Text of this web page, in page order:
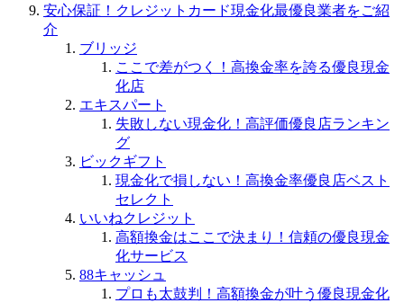
安心保証！クレジットカード現金化最優良業者をご紹
介
ブリッジ
ここで差がつく！高換金率を誇る優良現金
化店
エキスパート
失敗しない現金化！高評価優良店ランキン
グ
ビックギフト
現金化で損しない！高換金率優良店ベスト
セレクト
いいねクレジット
高額換金はここで決まり！信頼の優良現金
化サービス
88キャッシュ
プロも太鼓判！高額換金が叶う優良現金化